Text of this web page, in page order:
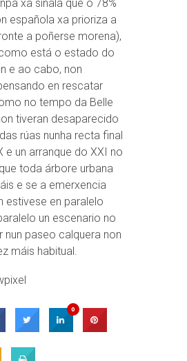
xa sinala que o 78%
española xa prioriza a
a poñerse morena),
está o estado do
e ao cabo, non
en rescatar
no tempo da Belle
tiveran desaparecido
rúas nunha recta final
e un arranque do XXI no
toda árbore urbana
e se a emerxencia
estivese en paralelo
un escenario no
nun paseo calquera non
máis habitual.
0